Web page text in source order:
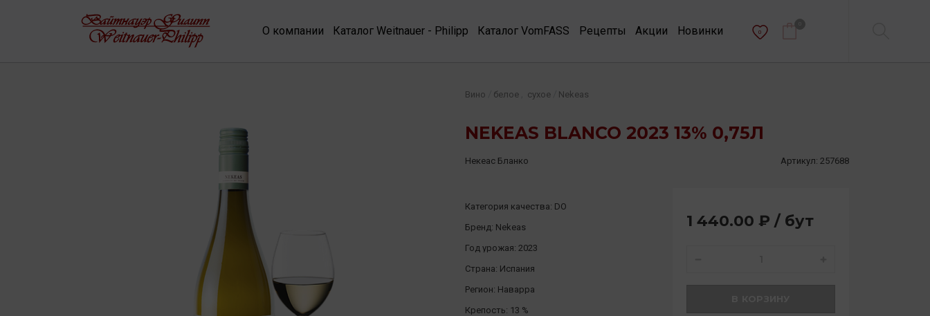
О компании Каталог Weitnauer - Philipp Каталог VomFASS Рецепты Акции Новинки 0
NEKEAS BLANCO 2023 13% 0,75Л
Вино белое сухое Nekeas
Некеас Бланко Артикул: 257688
Категория качества: DO
Бренд: Nekeas
Год урожая: 2023
Страна: Испания
Регион: Наварра
Крепость: 13 %
1 440.00 ₽ / бут